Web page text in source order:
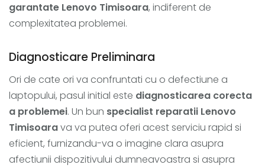
garantate Lenovo Timisoara, indiferent de
complexitatea problemei.
Diagnosticare Preliminara
Ori de cate ori va confruntati cu o defectiune a
laptopului, pasul initial este diagnosticarea corecta
a problemei. Un bun specialist reparatii Lenovo
Timisoarava va putea oferi acest serviciu rapid si
eficient, furnizandu-va o imagine clara asupra
afectiunii dispozitivului dumneavoastra si asupra